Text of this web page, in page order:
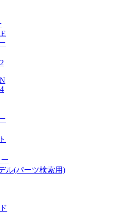
ル(パーツ検索用)